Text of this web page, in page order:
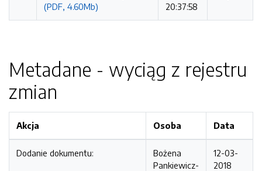
(PDF, 4.60Mb)
20:37:58
Metadane - wyciąg z rejestru
zmian
Akcja Osoba Data
Dodanie dokumentu:
Bożena
Pankiewicz-
12-03-
2018